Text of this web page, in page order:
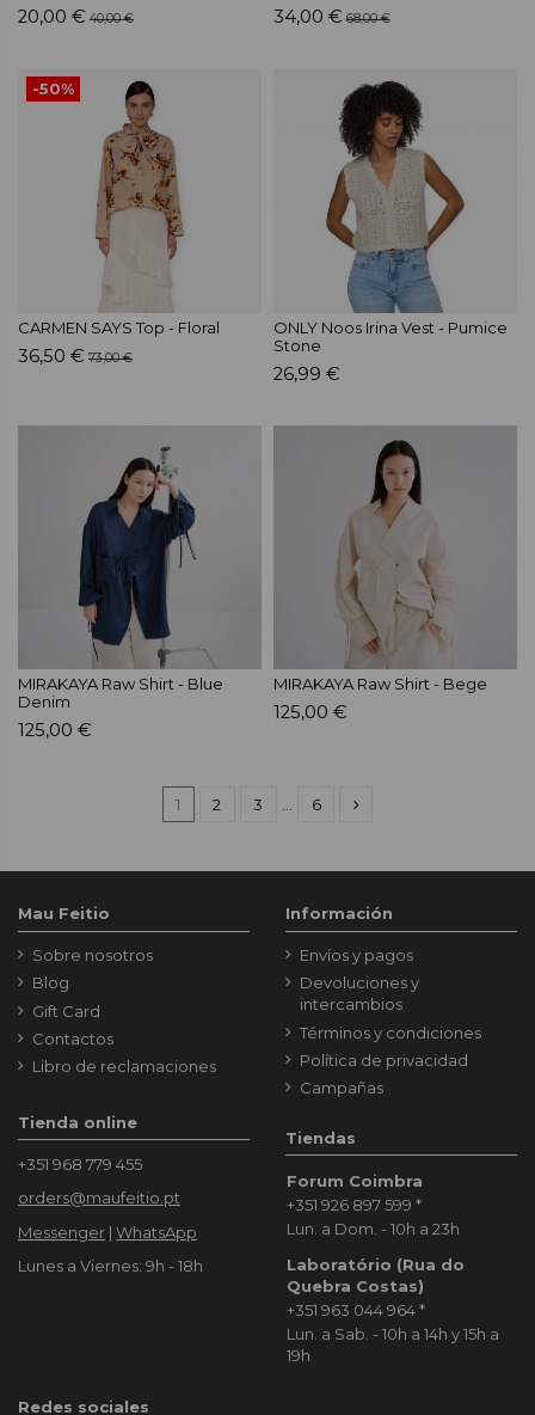
20,00 € 40,00 € 34,00 € 68,00 €
-50%
CARMEN SAYS Top - Floral
36,50 € 73,00 €
ONLY Noos Irina Vest - Pumice
Stone
26,99 €
MIRAKAYA Raw Shirt - Blue
Denim
125,00 €
MIRAKAYA Raw Shirt - Bege
125,00 €
1 2 3 6
Mau Feitio
Sobre nosotros
Blog
Gift Card
Contactos
Libro de reclamaciones
Información
Envíos y pagos
Devoluciones y
intercambios
Términos y condiciones
Política de privacidad
Campañas
Tienda online
+351 968 779 455
orders@maufeitio.pt
Messenger | WhatsApp
Lunes a Viernes: 9h - 18h
Tiendas
Forum Coimbra
+351 926 897 599 *
Lun. a Dom. - 10h a 23h
Laboratório (Rua do
Quebra Costas)
+351 963 044 964*
Lun. a Sab. - 10h a 14h y 15h a
19h
Redes sociales